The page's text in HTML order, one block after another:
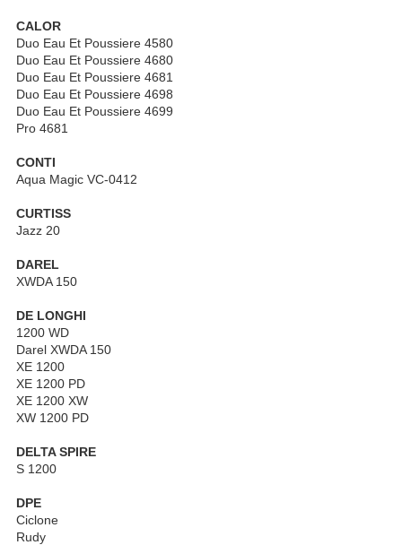
CALOR
Duo Eau Et Poussiere 4580
Duo Eau Et Poussiere 4680
Duo Eau Et Poussiere 4681
Duo Eau Et Poussiere 4698
Duo Eau Et Poussiere 4699
Pro 4681
CONTI
Aqua Magic VC-0412
CURTISS
Jazz 20
DAREL
XWDA 150
DE LONGHI
1200 WD
Darel XWDA 150
XE 1200
XE 1200 PD
XE 1200 XW
XW 1200 PD
DELTA SPIRE
S 1200
DPE
Ciclone
Rudy